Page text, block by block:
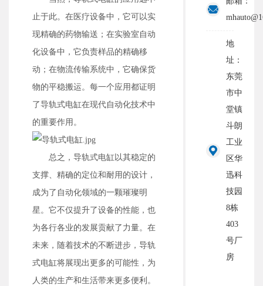
止于此。在医疗设备中，它可以实
现精确的药物输送；在实验室自动
化设备中，它负责样品的精确移
动；在物流传输系统中，它确保货
物的平稳搬运。每一个应用都证明
了导轨式电缸在现代自动化技术中
的重要作用。
总之，导轨式电缸以其稳定的
支撑、精确的定位和耐用的设计，
成为了自动化领域的一颗璀璨明
星。它不仅提升了设备的性能，也
为各行各业的发展贡献了力量。在
未来，随着技术的不断进步，导轨
式电缸将展现出更多的可能性，为
人类的生产和生活带来更多便利。
地
址：
东莞
市中
堂镇
斗朗
工业
区华
迅科
技园
8栋
403
号厂
房